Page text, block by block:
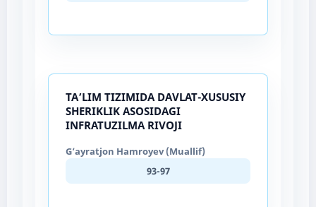
TA’LIM TIZIMIDA DAVLAT-XUSUSIY
SHERIKLIK ASOSIDAGI
INFRATUZILMA RIVOJI
G‘ayratjon Hamroyev (Muallif)
93-97